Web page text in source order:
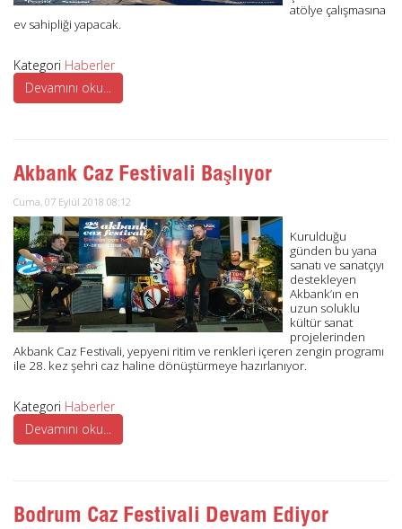
atölye çalışmasına
ev sahipliği yapacak.
Kategori Haberler
Devamını oku...
Akbank Caz Festivali Başlıyor
Cuma, 07 Eylül 2018 08:12
Kurulduğu
günden bu yana
sanatı ve sanatçıyı
destekleyen
Akbank’ın en
uzun soluklu
kültür sanat
projelerinden
Akbank Caz Festivali, yepyeni ritim ve renkleri içeren zengin programı
ile 28. kez şehri caz haline dönüştürmeye hazırlanıyor.
Kategori Haberler
Devamını oku...
Bodrum Caz Festivali Devam Ediyor